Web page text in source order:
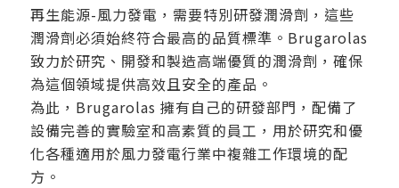
再生能源-風力發電，需要特別研發潤滑劑，這些
潤滑劑必須始終符合最高的品質標準。Brugarolas
致力於研究、開發和製造高端優質的潤滑劑，確保
為這個領域提供高效且安全的產品。
為此，Brugarolas 擁有自己的研發部門，配備了
設備完善的實驗室和高素質的員工，用於研究和優
化各種適用於風力發電行業中複雜工作環境的配
方。